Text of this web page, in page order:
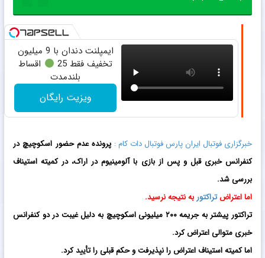
ایمپلنت دندان با 9 میلیون
تخفیف فقط 25
اقساط
بلندمدت
ویزیت رایگان
خبرگزاری فوتبال ایران پارس فوتبال دات کام : پرونده عدم حضور اسکوچیچ در
کنفرانس خبری قبل و پس از بازی با آلومینیوم در اراک، در کمیته استیناف
بررسی شد.
اما اعتراضتراکتوربه نتیجه نرسید.
تراکتور پیشتر به جریمه ۲۰۰ میلیونی اسکوچیچ به دلیل غیبت در دو کنفرانس
خبری متوالی اعتراض کرد.
اما کمیته استیناف اعتراض را نپذیرفت و حکم قبلی را تأیید کرد.